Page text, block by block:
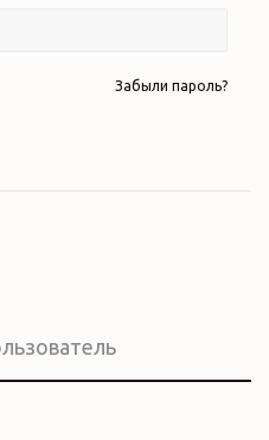
Забыли пароль?